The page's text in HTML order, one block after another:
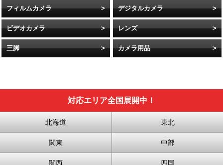
フィルムカメラ デジタルカメラ
ビデオカメラ レンズ
三脚 カメラ用品
対応エリア全国展開中！
北海道 東北
関東 中部
関西 四国